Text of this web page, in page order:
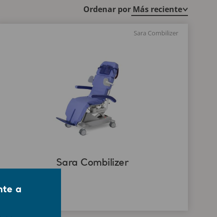
Ordenar por
Sara Combilizer
Sara Combilizer
a